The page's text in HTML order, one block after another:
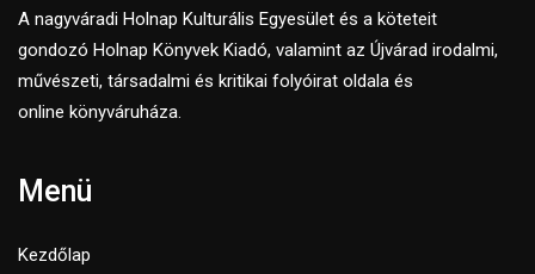
A nagyváradi Holnap Kulturális Egyesület és a köteteit
gondozó Holnap Könyvek Kiadó, valamint az Újvárad irodalmi,
művészeti, társadalmi és kritikai folyóirat oldala és
online könyváruháza.
Menü
Kezdőlap